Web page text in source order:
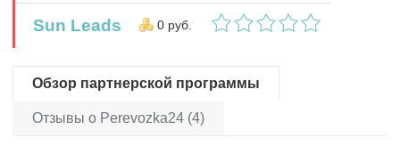
Sun Leads 0 руб.
Обзор партнерской программы
Отзывы о Perevozka24 (4)